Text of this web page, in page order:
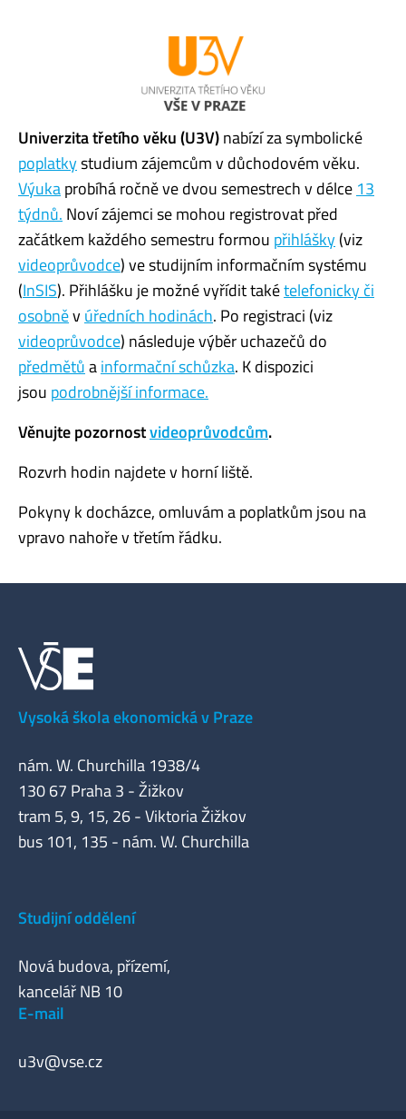
Univerzita třetího věku (U3V)nabízí za symbolické
poplatkystudium zájemcům v důchodovém věku.
Výukaprobíhá ročně ve dvou semestrech v délce 13
týdnů. Noví zájemci se mohou registrovat před
začátkem každého semestru formou přihlášky(viz
videoprůvodce) ve studijním informačním systému
(InSIS). Přihlášku je možné vyřídit takételefonicky či
osobněv úředních hodinách. Po registraci (viz
videoprůvodce) následuje výběr uchazečů do
předmětůainformační schůzka. K dispozici
jsou podrobnější informace.
Věnujte pozornostvideoprůvodcům.
Rozvrh hodin najdete v horní liště.
Pokyny k docházce, omluvám a poplatkům jsou na
vpravo nahoře v třetím řádku.
Vysoká škola ekonomická v Praze
nám. W. Churchilla 1938/4
130 67 Praha 3 - Žižkov
tram 5, 9, 15, 26 - Viktoria Žižkov
bus 101, 135 - nám. W. Churchilla
Studijní oddělení
Nová budova, přízemí,
kancelář NB 10
E-mail
u3v@vse.cz